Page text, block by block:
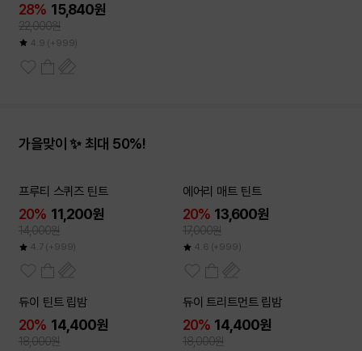
28% 15,840원
22,000원
4.9 (+999)
가을맞이 ✨ 최대 50%!
프루티 스퀴즈 틴트
20% 11,200원
14,000원
4.7 (+999)
에어리 매트 틴트
20% 13,600원
17,000원
4.6 (+999)
듀이 틴트 립밤
20% 14,400원
18,000원
듀이 트리트먼트 립밤
20% 14,400원
18,000원